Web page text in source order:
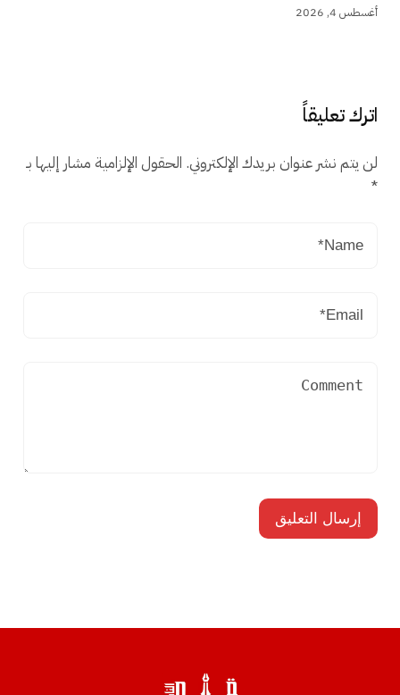
أغسطس 4, 2026
اترك تعليقاً
لن يتم نشر عنوان بريدك الإلكتروني. الحقول الإلزامية مشار إليها بـ
*